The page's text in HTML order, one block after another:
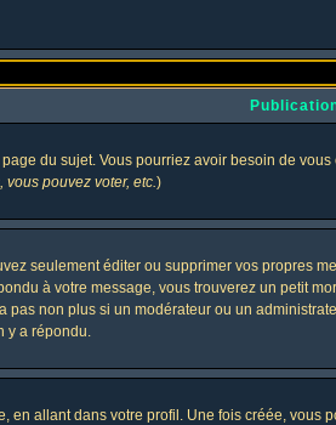
du sujet. Vous pourriez avoir besoin de
pouvez voter, etc.)
seulement éditer ou supprimer vos propres
à votre message, vous trouverez un petit
non plus si un modérateur ou un
y a répondu.
en allant dans votre profil. Une fois créée, vous